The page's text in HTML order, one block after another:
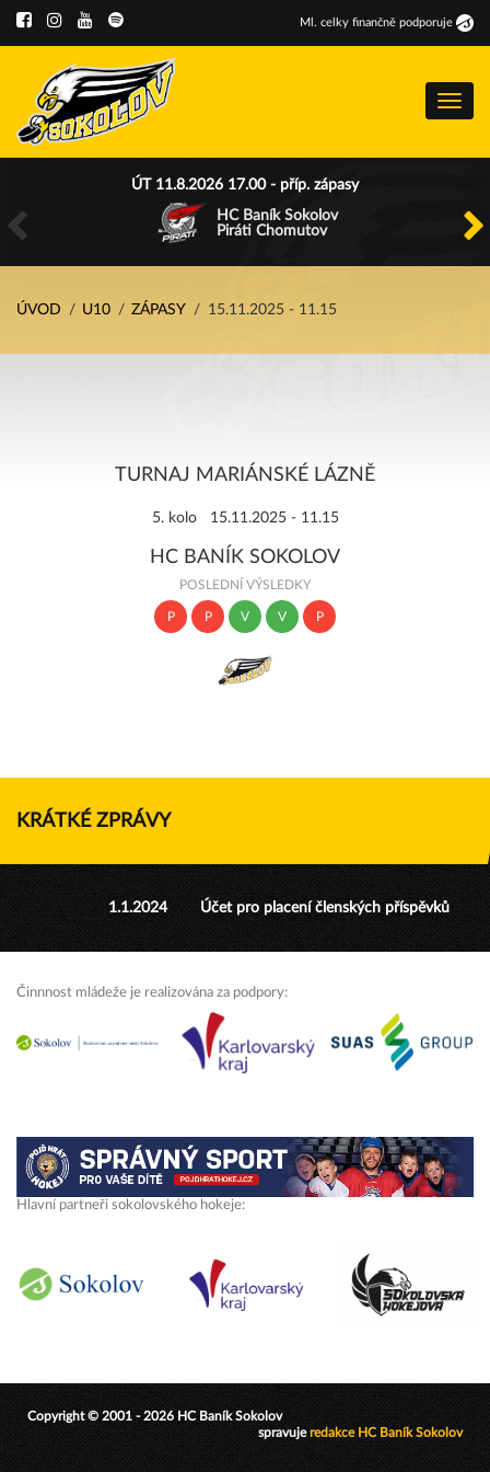
Ml . celky finančně podporuje
Menu
ÚT 11.8.2026 17.00 - příp. zápasy
HC Baník Sokolov
Piráti Chomutov
ÚVOD U10 ZÁPASY 15.11.2025 - 11.15
TURNAJ MARIÁNSKÉ LÁZNĚ
5. kolo 15.11.2025 - 11.15
HC BANÍK SOKOLOV
POSLEDNÍ VÝSLEDKY
P P V V P
KRÁTKÉ ZPRÁVY
1.1.2024 Účet pro placení členských příspěvků
Činnnost mládeže je realizována za podpory:
Hlavní partneři sokolovského hokeje:
Copyright © 2001 - 2026 HC Baník Sokolov
spravujeredakce HC Baník Sokolov